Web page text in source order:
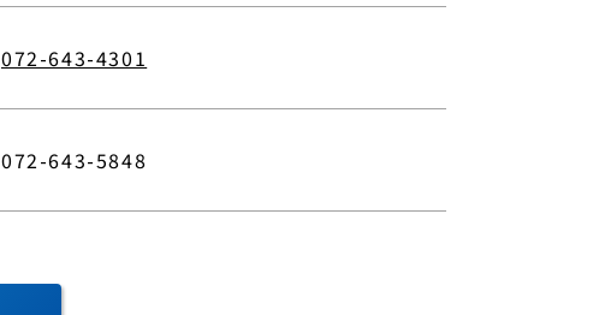
072-643-4301
072-643-5848